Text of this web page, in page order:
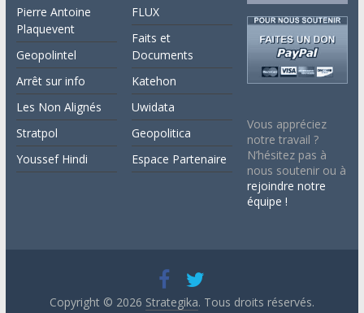
Pierre Antoine
Plaquevent
Geopolintel
Arrêt sur info
Les Non Alignés
Stratpol
Youssef Hindi
FLUX
Faits et
Documents
Katehon
Uwidata
Geopolitica
Espace Partenaire
Vous appréciez
notre travail ?
N’hésitez pas à
nous soutenir ou à
rejoindre notre
équipe !
Copyright © 2026 Strategika. Tous droits réservés.